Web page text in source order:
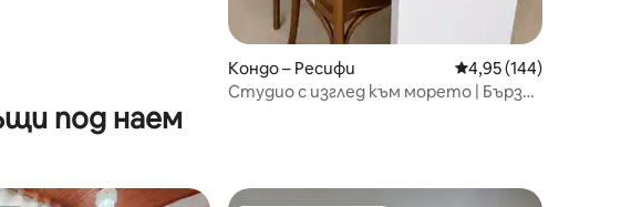
Кондо – Ресифи Средна оценка: 4,95
4,95 (144)
Студио с изглед към морето | Бърз
под наем